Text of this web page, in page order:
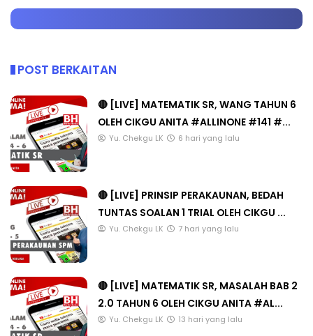
POST BERKAITAN
🔴 [LIVE] MATEMATIK SR, WANG TAHUN 6
OLEH CIKGU ANITA #ALLINONE #141 #...
Yu. Chekgu LK 6 hari yang lalu
🔴 [LIVE] PRINSIP PERAKAUNAN, BEDAH
TUNTAS SOALAN 1 TRIAL OLEH CIKGU ...
Yu. Chekgu LK 7 hari yang lalu
🔴 [LIVE] MATEMATIK SR, MASALAH BAB 2
2.0 TAHUN 6 OLEH CIKGU ANITA #AL...
Yu. Chekgu LK 13 hari yang lalu